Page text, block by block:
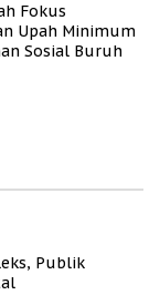
Fokus
Upah Minimum
Sosial Buruh
Publik